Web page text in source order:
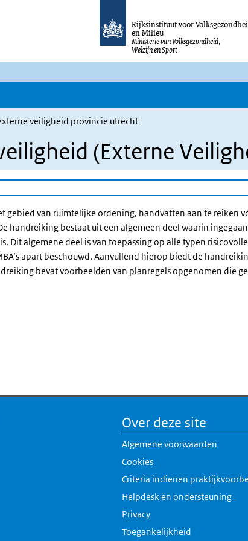
Rijksinstituut voor
en Milieu
Ministerie van Volksgezondheid,
Welzijn en Sport
veiligheid provincie utrecht
(Externe
gebied van ruimtelijke ordening, handvatten aan te reiken
handreiking bestaat uit een algemeen deel waarin
algemene deel is van toepassing op alle typen
apart beschouwd. Aanvullend hierop biedt de
bevat voorbeelden van planregels opgenomen die
Over deze site
Algemene voorwaarden
Cookies
Criteria indienen
Helpdesk en ondersteuning
Privacy
Toegankelijkheid